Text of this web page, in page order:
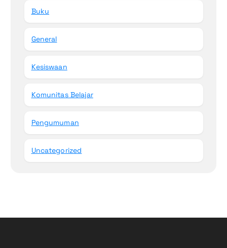
Buku
General
Kesiswaan
Komunitas Belajar
Pengumuman
Uncategorized